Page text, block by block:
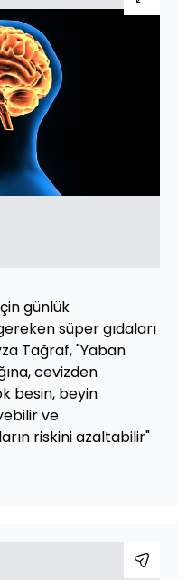
günlük
süper gıdaları
Tağraf, "Yaban
cevizden
besin, beyin
ve
riskini azaltabilir"